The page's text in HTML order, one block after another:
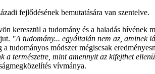
fejlődésének bemutatására van szentelve.
keresztül a tudomány és a haladás hívének
"A tudomány... egyáltalán nem az, aminek
a tudományos módszer mégiscsak
a természetre, mint amennyit az kifejthet
vívmánya.